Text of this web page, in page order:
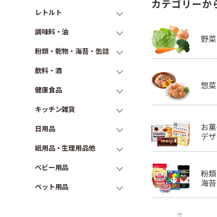
レトルト
調味料・油
粉類・乾物・海苔・缶詰
飲料・酒
健康食品
キッチン雑貨
日用品
紙用品・生理用品他
ベビー用品
ペット用品
カテゴリーか